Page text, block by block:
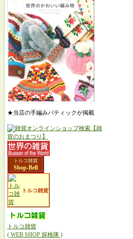
★当店の手編みパティックが掲載
トルコ雑貨
Shop-Bell
トルコ雑貨
トルコ雑貨
( WEB SHOP 探検隊 )